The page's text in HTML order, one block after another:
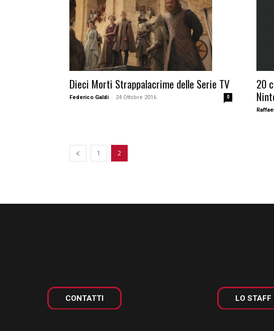
Dieci Morti Strappalacrime delle Serie TV
Federico Galdi - 24 Ottobre 2016 0
20
1 2
CONTATTI LO STAFF